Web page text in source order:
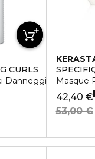
CURLS
Danneggiati
Masque
42,40 €
53,00 €